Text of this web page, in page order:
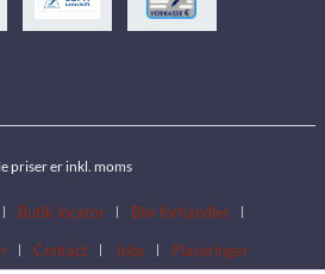
priser er inkl. moms
Butik locator
Bliv forhandler
Contact Jobs Placeringer